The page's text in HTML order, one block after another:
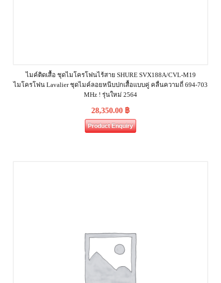
ไมค์ติดเสื้อ ชุดไมโครโฟนไร้สาย SHURE SVX188A/CVL-M19
ไมโครโฟน Lavalier ชุดไมค์ลอยหนีบปกเสื้อแบบคู่ คลื่นความถี่ 694-703
MHz ! รุ่นใหม่ 2564
28,350.00 ฿
Product Enquiry